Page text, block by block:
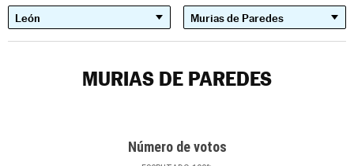
MURIAS DE PAREDES
Número de votos